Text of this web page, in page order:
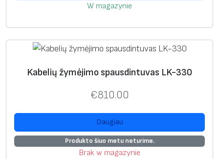
W magazynie
Kabelių žymėjimo spausdintuvas LK-330
€810.00
Daugiau
Produkto šiuo metu neturime.
Brak w magazynie